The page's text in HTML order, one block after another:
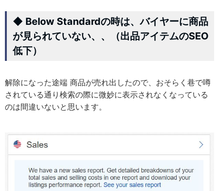
◆ Below Standardの時は、バイヤーに商品
が見られていない、、（出品アイテムのSEO
低下）
解除になった途端 商品が売れ出したので、おそらく巷で噂
されている通り検索の際に微妙に表示されなくなっている
のは間違いないと思います。